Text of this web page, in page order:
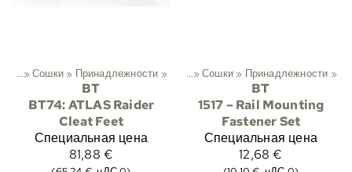
‪»Сошки ‪» Принадлежности ‪»
BT
BT74: ATLAS Raider
Cleat Feet
Специальная цена
81,88 €
Спортивный‪» Охота ‪»Сошки ‪» Принадлежности ‪»
BT
1517 – Rail Mounting
Fastener Set
Специальная цена
12,68 €